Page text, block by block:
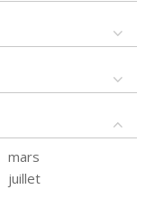
mars
juillet